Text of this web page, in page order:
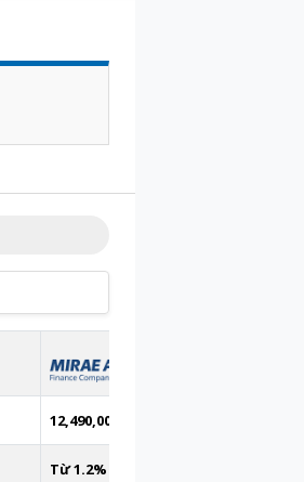
12,490,000 đ
Từ 1.2%